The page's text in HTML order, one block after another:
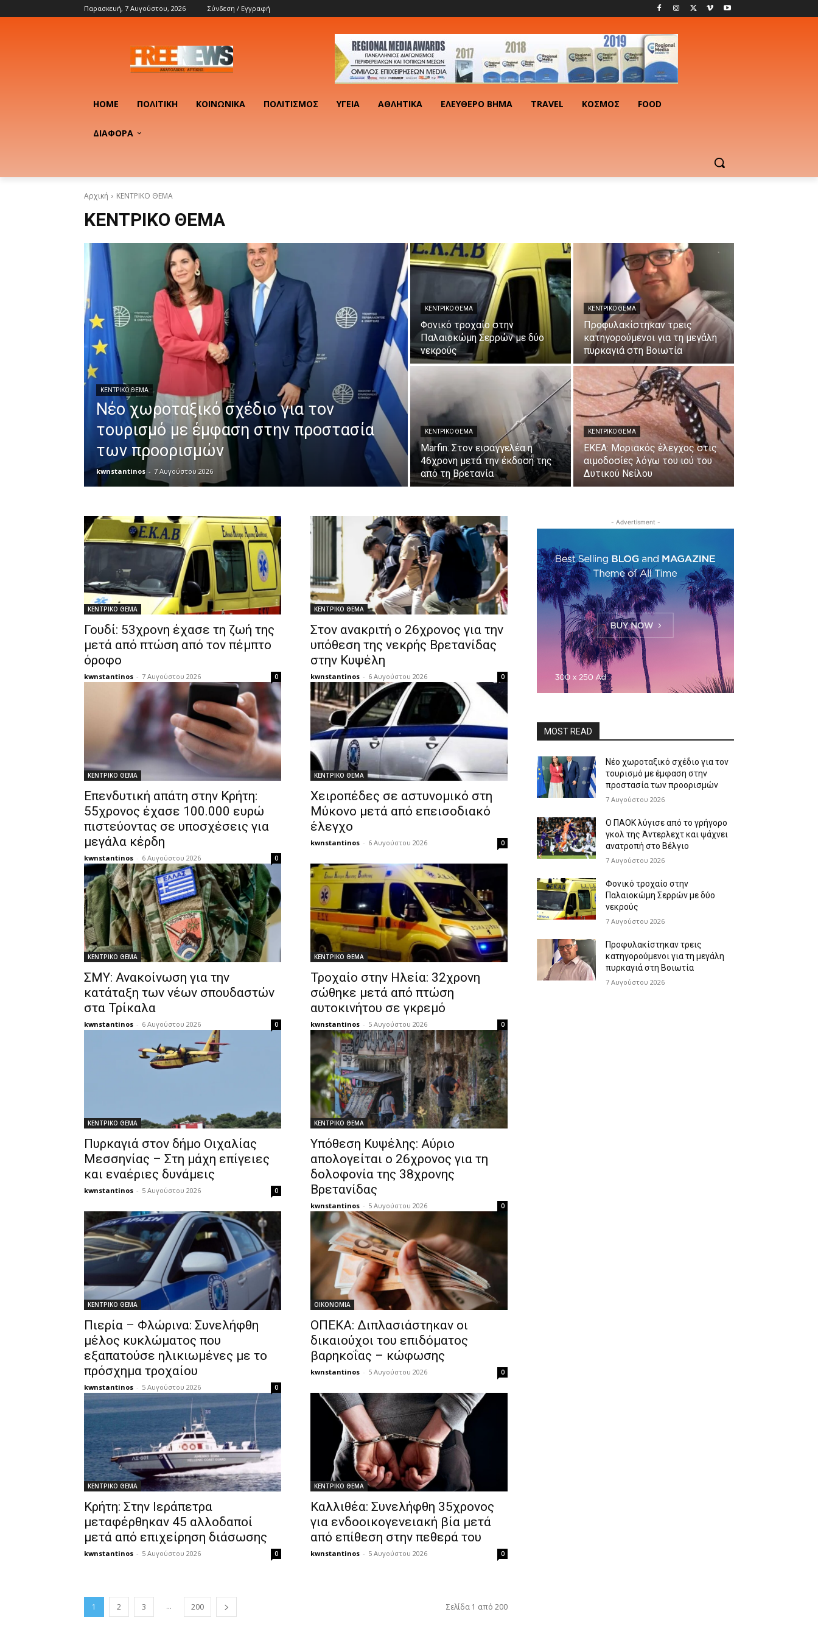
Παρασκευή, 7 Αυγούστου, 2026 Σύνδεση / Εγγραφή
HOME ΠΟΛΙΤΙΚΉ ΚΟΙΝΩΝΙΚΆ ΠΟΛΙΤΙΣΜΌΣ ΥΓΕΊΑ ΑΘΛΗΤΙΚΆ ΕΛΕΎΘΕΡΟ ΒΉΜΑ TRAVEL ΚΟΣΜΟΣ FOOD
ΔΙΑΦΟΡΑ
Αρχική ΚΕΝΤΡΙΚΟ ΘΕΜΑ
ΚΕΝΤΡΙΚΟ ΘΕΜΑ
ΚΕΝΤΡΙΚΟ ΘΕΜΑ
Νέο χωροταξικό σχέδιο για τον
τουρισμό με έμφαση στην προστασία
των προορισμών
kwnstantinos - 7 Αυγούστου 2026
ΚΕΝΤΡΙΚΟ ΘΕΜΑ
Φονικό τροχαίο στην
Παλαιοκώμη Σερρών με δύο
νεκρούς
ΚΕΝΤΡΙΚΟ ΘΕΜΑ
Προφυλακίστηκαν τρεις
κατηγορούμενοι για τη μεγάλη
πυρκαγιά στη Βοιωτία
ΚΕΝΤΡΙΚΟ ΘΕΜΑ
Marfin: Στον εισαγγελέα η
46χρονη μετά την έκδοσή της
από τη Βρετανία
ΚΕΝΤΡΙΚΟ ΘΕΜΑ
ΕΚΕΑ: Μοριακός έλεγχος στις
αιμοδοσίες λόγω του ιού του
Δυτικού Νείλου
ΚΕΝΤΡΙΚΟ ΘΕΜΑ
Γουδί: 53χρονη έχασε τη ζωή της
μετά από πτώση από τον πέμπτο
όροφο
kwnstantinos - 7 Αυγούστου 2026 0
ΚΕΝΤΡΙΚΟ ΘΕΜΑ
Στον ανακριτή ο 26χρονος για την
υπόθεση της νεκρής Βρετανίδας
στην Κυψέλη
kwnstantinos - 6 Αυγούστου 2026 0
ΚΕΝΤΡΙΚΟ ΘΕΜΑ
Επενδυτική απάτη στην Κρήτη:
55χρονος έχασε 100.000 ευρώ
πιστεύοντας σε υποσχέσεις για
μεγάλα κέρδη
kwnstantinos - 6 Αυγούστου 2026 0
ΚΕΝΤΡΙΚΟ ΘΕΜΑ
Χειροπέδες σε αστυνομικό στη
Μύκονο μετά από επεισοδιακό
έλεγχο
kwnstantinos - 6 Αυγούστου 2026 0
ΚΕΝΤΡΙΚΟ ΘΕΜΑ
ΣΜΥ: Ανακοίνωση για την
κατάταξη των νέων σπουδαστών
στα Τρίκαλα
kwnstantinos - 6 Αυγούστου 2026 0
ΚΕΝΤΡΙΚΟ ΘΕΜΑ
Τροχαίο στην Ηλεία: 32χρονη
σώθηκε μετά από πτώση
αυτοκινήτου σε γκρεμό
kwnstantinos - 5 Αυγούστου 2026 0
ΚΕΝΤΡΙΚΟ ΘΕΜΑ
Πυρκαγιά στον δήμο Οιχαλίας
Μεσσηνίας – Στη μάχη επίγειες
και εναέριες δυνάμεις
kwnstantinos - 5 Αυγούστου 2026 0
ΚΕΝΤΡΙΚΟ ΘΕΜΑ
Υπόθεση Κυψέλης: Αύριο
απολογείται ο 26χρονος για τη
δολοφονία της 38χρονης
Βρετανίδας
kwnstantinos - 5 Αυγούστου 2026 0
ΚΕΝΤΡΙΚΟ ΘΕΜΑ
Πιερία – Φλώρινα: Συνελήφθη
μέλος κυκλώματος που
εξαπατούσε ηλικιωμένες με το
πρόσχημα τροχαίου
kwnstantinos - 5 Αυγούστου 2026 0
OIKONOMIA
ΟΠΕΚΑ: Διπλασιάστηκαν οι
δικαιούχοι του επιδόματος
βαρηκοΐας – κώφωσης
kwnstantinos - 5 Αυγούστου 2026 0
ΚΕΝΤΡΙΚΟ ΘΕΜΑ
Κρήτη: Στην Ιεράπετρα
μεταφέρθηκαν 45 αλλοδαποί
μετά από επιχείρηση διάσωσης
kwnstantinos - 5 Αυγούστου 2026 0
ΚΕΝΤΡΙΚΟ ΘΕΜΑ
Καλλιθέα: Συνελήφθη 35χρονος
για ενδοοικογενειακή βία μετά
από επίθεση στην πεθερά του
kwnstantinos - 5 Αυγούστου 2026 0
1 2 3 ... 200 Σελίδα 1 από 200
- Advertisment -
MOST READ
Νέο χωροταξικό σχέδιο για τον
τουρισμό με έμφαση στην
προστασία των προορισμών
7 Αυγούστου 2026
Ο ΠΑΟΚ λύγισε από το γρήγορο
γκολ της Άντερλεχτ και ψάχνει
ανατροπή στο Βέλγιο
7 Αυγούστου 2026
Φονικό τροχαίο στην
Παλαιοκώμη Σερρών με δύο
νεκρούς
7 Αυγούστου 2026
Προφυλακίστηκαν τρεις
κατηγορούμενοι για τη μεγάλη
πυρκαγιά στη Βοιωτία
7 Αυγούστου 2026